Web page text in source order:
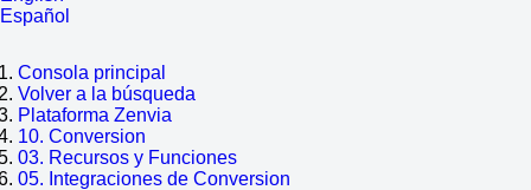
Español
Consola principal
Volver a la búsqueda
Plataforma Zenvia
10. Conversion
03. Recursos y Funciones
05. Integraciones de Conversion